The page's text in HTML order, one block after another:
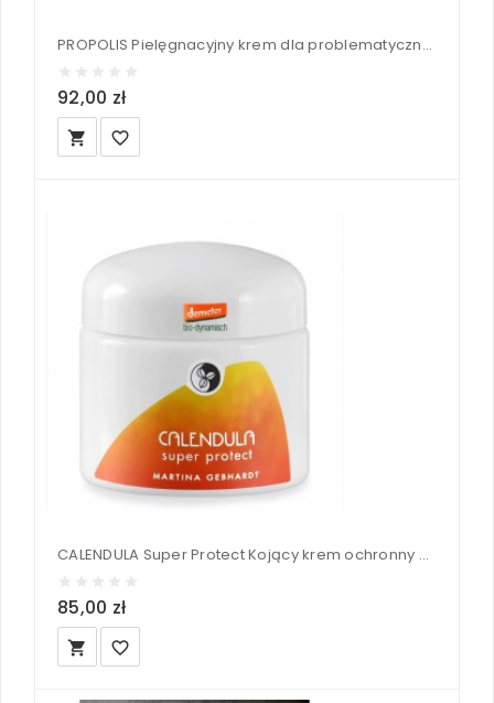
PROPOLIS Pielęgnacyjny krem dla problematycznej skóry - Martina Gebhardt 50 ml
92,00 zł
local_grocery_store favorite_border
CALENDULA Super Protect Kojący krem ochronny na stany zapalne i odparzenia dla dzieci - Martina Gebhardt 100 ml
85,00 zł
local_grocery_store favorite_border